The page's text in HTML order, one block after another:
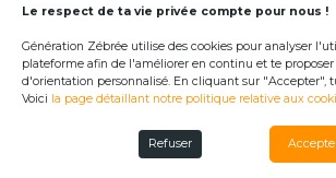
© Génération Zébrée
Le respect de ta vie privée compte pour nous !
Génération Zébrée utilise des cookies pour analyser
plateforme afin de l'améliorer en continu et te
d'orientation personnalisé. En cliquant sur "Accepter",
Voici la page détaillant notre politique relative aux
Refuser